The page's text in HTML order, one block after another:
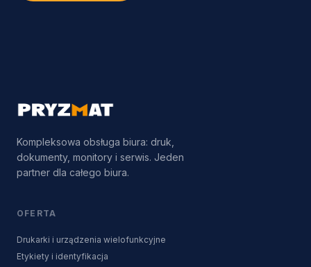
Kompleksowa obsługa biura: druk,
dokumenty, monitory i serwis. Jeden
partner dla całego biura.
OFERTA
Drukarki i urządzenia wielofunkcyjne
Etykiety i identyfikacja